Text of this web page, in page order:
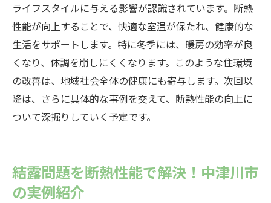
ライフスタイルに与える影響が認識されています。断熱
性能が向上することで、快適な室温が保たれ、健康的な
生活をサポートします。特に冬季には、暖房の効率が良
くなり、体調を崩しにくくなります。このような住環境
の改善は、地域社会全体の健康にも寄与します。次回以
降は、さらに具体的な事例を交えて、断熱性能の向上に
ついて深掘りしていく予定です。
結露問題を断熱性能で解決！中津川市
の実例紹介